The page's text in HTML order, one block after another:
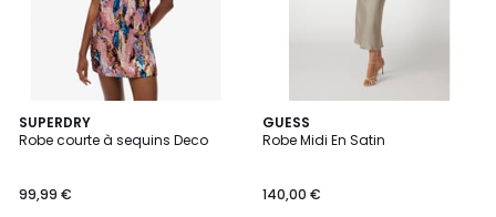
SUPERDRY
Robe courte à sequins Deco
99,99 €
GUESS
Robe Midi En Satin
140,00 €
3
Couleurs